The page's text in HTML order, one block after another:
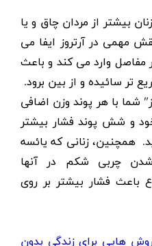
بیشتر از مردان چاق و یا
مهمی در آرتروز ایفا می
مفاصل وارد می کند و باعث
سائیده و از بین برود.
شما با هر پوند وزن اضافی
و شش پوند فشار بیشتر
همچنین، زنانی که یائسه
چربی شکم در آنها
فشار بیشتر بر روی
روش هایی برای زندگی بدون